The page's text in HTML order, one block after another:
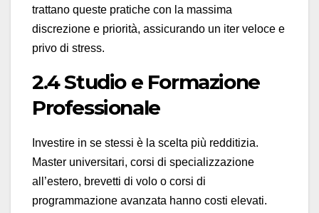
trattano queste pratiche con la massima
discrezione e priorità, assicurando un iter veloce e
privo di stress.
2.4 Studio e Formazione
Professionale
Investire in se stessi è la scelta più redditizia.
Master universitari, corsi di specializzazione
all’estero, brevetti di volo o corsi di
programmazione avanzata hanno costi elevati.